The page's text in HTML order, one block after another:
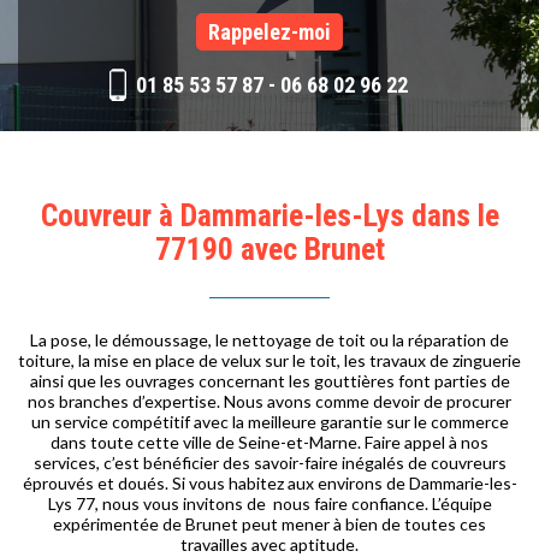
01 85 53 57 87 - 06 68 02 96 22
Couvreur à Dammarie-les-Lys dans le
77190 avec Brunet
La pose, le démoussage, le nettoyage de toit ou la réparation de
toiture, la mise en place de velux sur le toit, les travaux de zinguerie
ainsi que les ouvrages concernant les gouttières font parties de
nos branches d’expertise. Nous avons comme devoir de procurer
un service compétitif avec la meilleure garantie sur le commerce
dans toute cette ville de Seine-et-Marne. Faire appel à nos
services, c’est bénéficier des savoir-faire inégalés de couvreurs
éprouvés et doués. Si vous habitez aux environs de Dammarie-les-
Lys 77, nous vous invitons de nous faire confiance. L’équipe
expérimentée de Brunet peut mener à bien de toutes ces
travailles avec aptitude.